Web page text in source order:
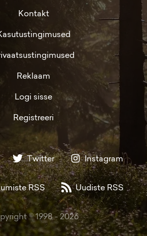
Kontakt
Reklaam
Logi sisse
Registreeri
Twitter Instagram
RSS Uudiste RSS
© 1998 -2026